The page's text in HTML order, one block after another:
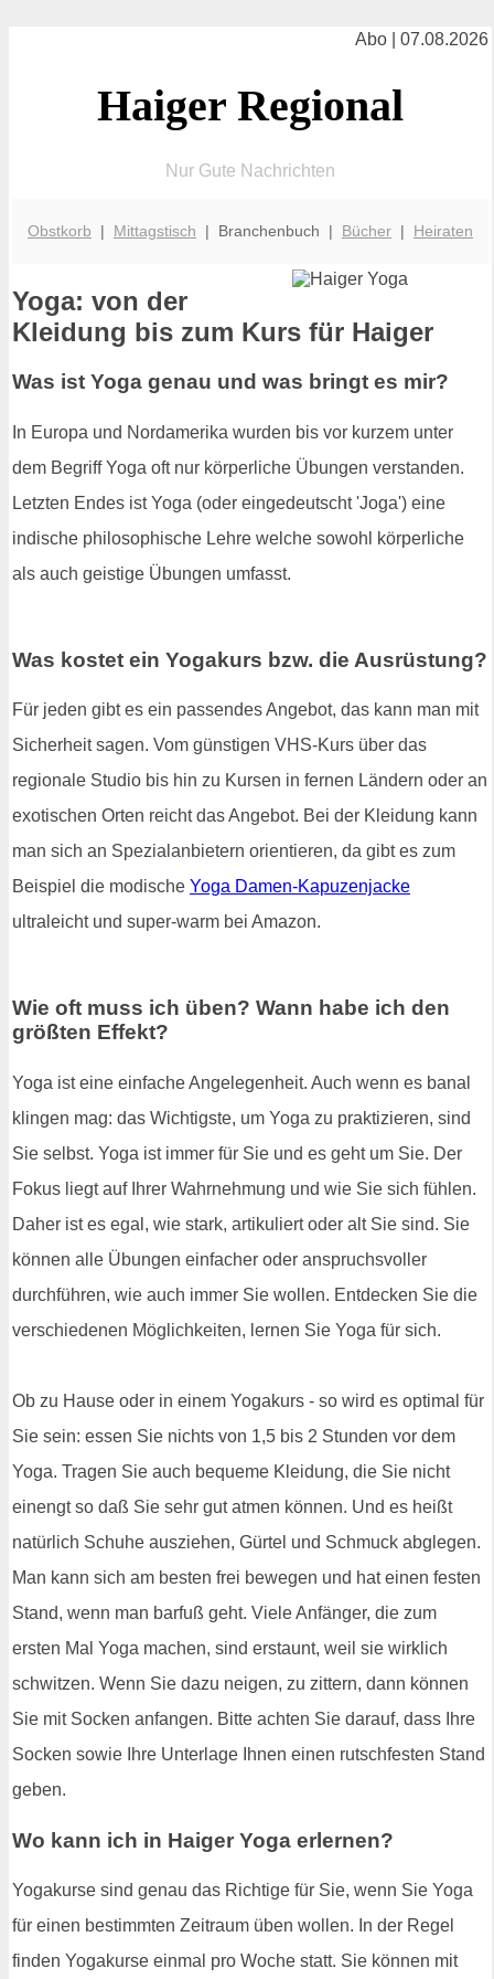
Abo | 07.08.2026
Haiger Regional
Nur Gute Nachrichten
Obstkorb | Mittagstisch | Branchenbuch | Bücher | Heiraten
Yoga: von der
Kleidung bis zum Kurs für Haiger
Was ist Yoga genau und was bringt es mir?
In Europa und Nordamerika wurden bis vor kurzem unter
dem Begriff Yoga oft nur körperliche Übungen verstanden.
Letzten Endes ist Yoga (oder eingedeutscht 'Joga') eine
indische philosophische Lehre welche sowohl körperliche
als auch geistige Übungen umfasst.
Was kostet ein Yogakurs bzw. die Ausrüstung?
Für jeden gibt es ein passendes Angebot, das kann man mit
Sicherheit sagen. Vom günstigen VHS-Kurs über das
regionale Studio bis hin zu Kursen in fernen Ländern oder an
exotischen Orten reicht das Angebot. Bei der Kleidung kann
man sich an Spezialanbietern orientieren, da gibt es zum
Beispiel die modische Yoga Damen-Kapuzenjacke
ultraleicht und super-warm bei Amazon.
Wie oft muss ich üben? Wann habe ich den
größten Effekt?
Yoga ist eine einfache Angelegenheit. Auch wenn es banal
klingen mag: das Wichtigste, um Yoga zu praktizieren, sind
Sie selbst. Yoga ist immer für Sie und es geht um Sie. Der
Fokus liegt auf Ihrer Wahrnehmung und wie Sie sich fühlen.
Daher ist es egal, wie stark, artikuliert oder alt Sie sind. Sie
können alle Übungen einfacher oder anspruchsvoller
durchführen, wie auch immer Sie wollen. Entdecken Sie die
verschiedenen Möglichkeiten, lernen Sie Yoga für sich.
Ob zu Hause oder in einem Yogakurs - so wird es optimal für
Sie sein: essen Sie nichts von 1,5 bis 2 Stunden vor dem
Yoga. Tragen Sie auch bequeme Kleidung, die Sie nicht
einengt so daß Sie sehr gut atmen können. Und es heißt
natürlich Schuhe ausziehen, Gürtel und Schmuck abglegen.
Man kann sich am besten frei bewegen und hat einen festen
Stand, wenn man barfuß geht. Viele Anfänger, die zum
ersten Mal Yoga machen, sind erstaunt, weil sie wirklich
schwitzen. Wenn Sie dazu neigen, zu zittern, dann können
Sie mit Socken anfangen. Bitte achten Sie darauf, dass Ihre
Socken sowie Ihre Unterlage Ihnen einen rutschfesten Stand
geben.
Wo kann ich in Haiger Yoga erlernen?
Yogakurse sind genau das Richtige für Sie, wenn Sie Yoga
für einen bestimmten Zeitraum üben wollen. In der Regel
finden Yogakurse einmal pro Woche statt. Sie können mit